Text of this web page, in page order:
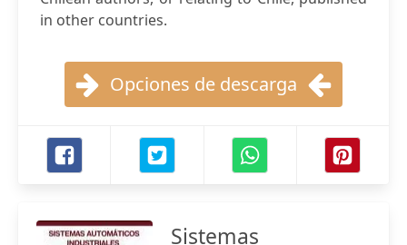
in other countries.
Opciones de descarga
Sistemas